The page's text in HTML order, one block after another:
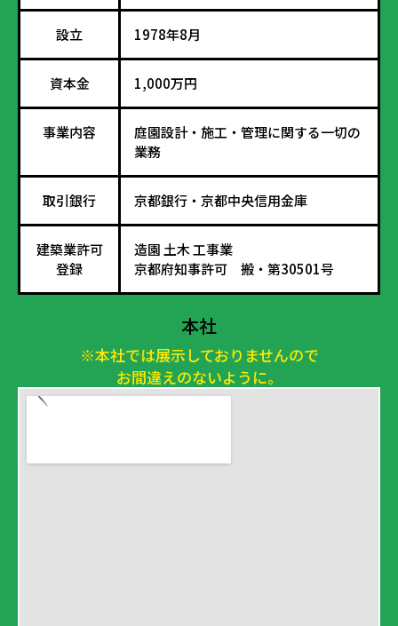
設立 1978年8月
資本金 1,000万円
事業内容
庭園設計・施工・管理に関する一切の
業務
取引銀行 京都銀行・京都中央信用金庫
建築業許可
登録
造園 土木 工事業
京都府知事許可 搬・第30501号
本社
※本社では展示しておりませんので
お間違えのないように。